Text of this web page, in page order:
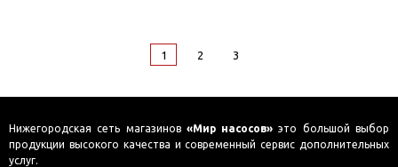
1 2 3
Нижегородская сеть магазинов «Мир насосов» это большой выбор
продукции высокого качества и современный сервис дополнительных
услуг.